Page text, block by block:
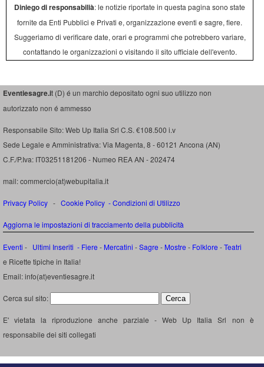
Diniego di responsabilià: le notizie riportate in questa pagina sono state
fornite da Enti Pubblici e Privati e, organizzazione eventi e sagre, fiere.
Suggeriamo di verificare date, orari e programmi che potrebbero variare,
contattando le organizzazioni o visitando il sito ufficiale dell'evento.
Eventiesagre.it (D) é un marchio depositato ogni suo utilizzo non
autorizzato non é ammesso
Responsabile Sito: Web Up Italia Srl C.S. €108.500 i.v
Sede Legale e Amministrativa: Via Magenta, 8 - 60121 Ancona (AN)
C.F./P.Iva: IT03251181206 - Numeo REA AN - 202474
mail: commercio(at)webupitalia.it
Privacy Policy - Cookie Policy -Condizioni di Utilizzo
Aggiorna le impostazioni di tracciamento della pubblicità
Eventi - Ultimi Inseriti - Fiere - Mercatini -Sagre - Mostre - Folklore -Teatri
e Ricette tipiche in Italia!
Email: info(at)eventiesagre.it
Cerca sul sito:
E' vietata la riproduzione anche parziale - Web Up Italia Srl non è
responsabile dei siti collegati